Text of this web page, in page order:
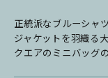
正統派なブルーシャ
ジャケットを羽織る
クエアのミニバッグ